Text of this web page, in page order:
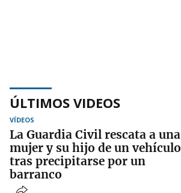
ÚLTIMOS VIDEOS
VÍDEOS
La Guardia Civil rescata a una
mujer y su hijo de un vehículo
tras precipitarse por un
barranco